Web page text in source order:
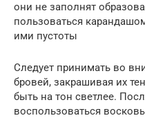
они не заполнят
пользоваться
ими пустоты
Следует принимать во
бровей, закрашивая их
быть на тон светлее.
воспользоваться